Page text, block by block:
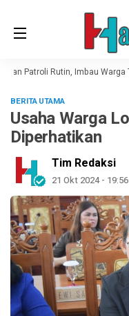
Patroli Rutin, Imbau Warga
BERITA UTAMA
Usaha Warga
Diperhatikan
Tim Redaksi
21 Okt 2024 -